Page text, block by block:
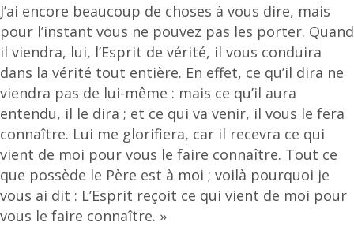
J’ai encore beaucoup de choses à vous dire, mais
pour l’instant vous ne pouvez pas les porter. Quand
il viendra, lui, l’Esprit de vérité, il vous conduira
dans la vérité tout entière. En effet, ce qu’il dira ne
viendra pas de lui-même : mais ce qu’il aura
entendu, il le dira ; et ce qui va venir, il vous le fera
connaître. Lui me glorifiera, car il recevra ce qui
vient de moi pour vous le faire connaître. Tout ce
que possède le Père est à moi ; voilà pourquoi je
vous ai dit : L’Esprit reçoit ce qui vient de moi pour
vous le faire connaître. »